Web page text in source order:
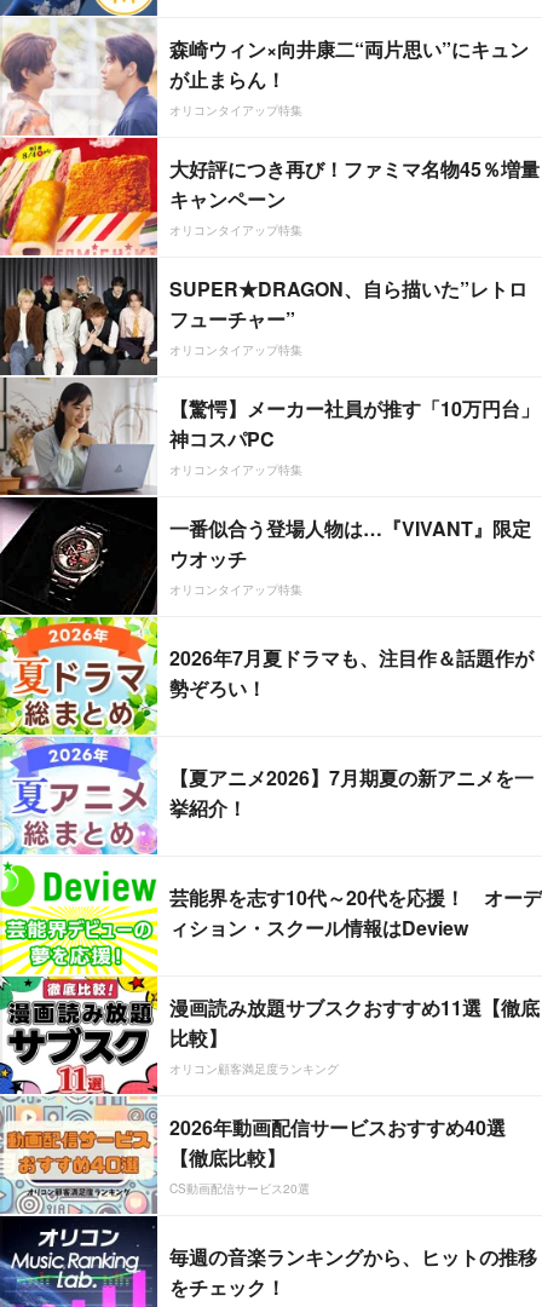
森崎ウィン×向井康二“両片思い”にキュン
が止まらん！
オリコンタイアップ特集
大好評につき再び！ファミマ名物45％増量
キャンペーン
オリコンタイアップ特集
SUPER★DRAGON、自ら描いた”レトロ
フューチャー”
オリコンタイアップ特集
【驚愕】メーカー社員が推す「10万円台」
神コスパPC
オリコンタイアップ特集
一番似合う登場人物は…『VIVANT』限定
ウオッチ
オリコンタイアップ特集
2026年7月夏ドラマも、注目作＆話題作が
勢ぞろい！
【夏アニメ2026】7月期夏の新アニメを一
挙紹介！
芸能界を志す10代～20代を応援！ オーデ
ィション・スクール情報はDeview
漫画読み放題サブスクおすすめ11選【徹底
比較】
オリコン顧客満足度ランキング
2026年動画配信サービスおすすめ40選
【徹底比較】
CS動画配信サービス20選
毎週の音楽ランキングから、ヒットの推移
をチェック！